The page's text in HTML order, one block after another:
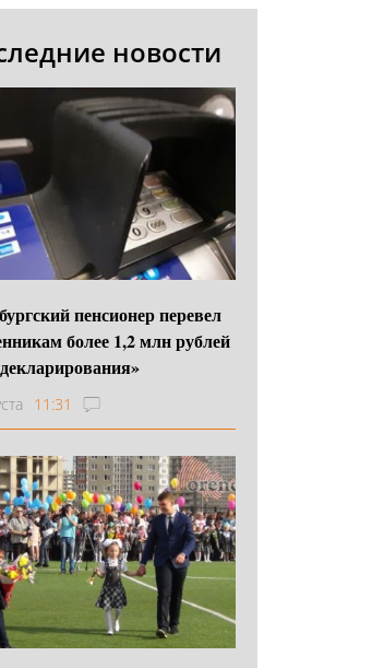
новости
пенсионер перевел
более 1,2 млн рублей
11:31